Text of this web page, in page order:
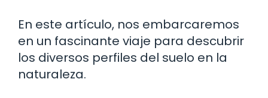
En este artículo, nos embarcaremos
en un fascinante viaje para descubrir
los diversos perfiles del suelo en la
naturaleza.